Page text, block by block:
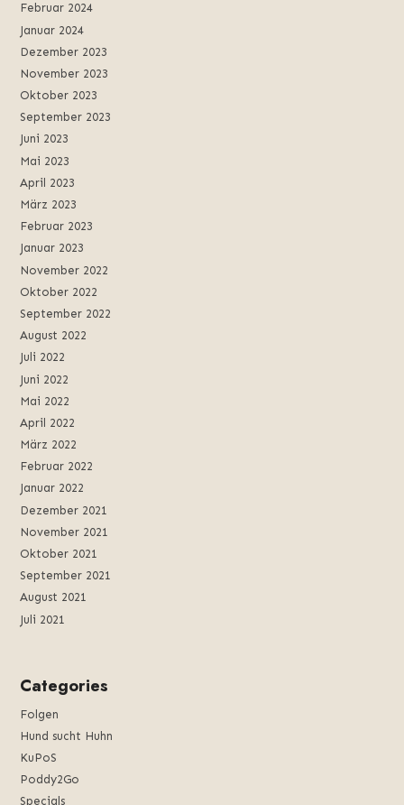
Februar 2024
Januar 2024
Dezember 2023
November 2023
Oktober 2023
September 2023
Juni 2023
Mai 2023
April 2023
März 2023
Februar 2023
Januar 2023
November 2022
Oktober 2022
September 2022
August 2022
Juli 2022
Juni 2022
Mai 2022
April 2022
März 2022
Februar 2022
Januar 2022
Dezember 2021
November 2021
Oktober 2021
September 2021
August 2021
Juli 2021
Categories
Folgen
Hund sucht Huhn
KuPoS
Poddy2Go
Specials